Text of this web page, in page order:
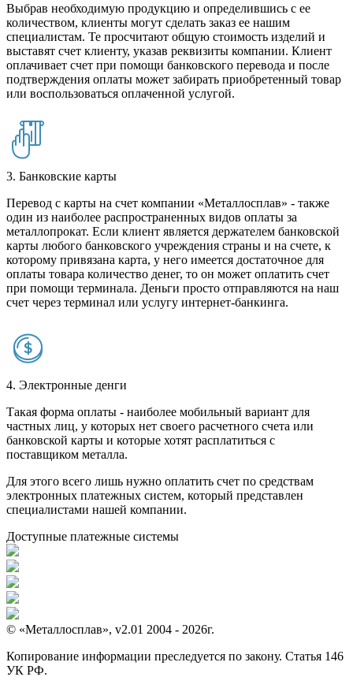
Выбрав необходимую продукцию и определившись с ее
количеством, клиенты могут сделать заказ ее нашим
специалистам. Те просчитают общую стоимость изделий и
выставят счет клиенту, указав реквизиты компании. Клиент
оплачивает счет при помощи банковского перевода и после
подтверждения оплаты может забирать приобретенный товар
или воспользоваться оплаченной услугой.
3. Банковские карты
Перевод с карты на счет компании «Металлосплав» - также
один из наиболее распространенных видов оплаты за
металлопрокат. Если клиент является держателем банковской
карты любого банковского учреждения страны и на счете, к
которому привязана карта, у него имеется достаточное для
оплаты товара количество денег, то он может оплатить счет
при помощи терминала. Деньги просто отправляются на наш
счет через терминал или услугу интернет-банкинга.
4. Электронные денги
Такая форма оплаты - наиболее мобильный вариант для
частных лиц, у которых нет своего расчетного счета или
банковской карты и которые хотят расплатиться с
поставщиком металла.
Для этого всего лишь нужно оплатить счет по средствам
электронных платежных систем, который представлен
специалистами нашей компании.
Доступные платежные системы
© «Металлосплав», v2.01 2004 - 2026г.
Копирование информации преследуется по закону. Статья 146
УК РФ.